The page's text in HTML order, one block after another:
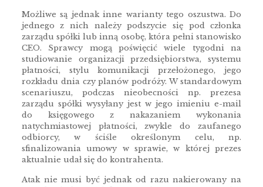
Możliwe są jednak inne warianty tego oszustwa. Do
jednego z nich należy podszycie się pod członka
zarządu spółki lub inną osobę, która pełni stanowisko
CEO. Sprawcy mogą poświęcić wiele tygodni na
studiowanie organizacji przedsiębiorstwa, systemu
płatności, stylu komunikacji przełożonego, jego
rozkładu dnia czy planów podróży. W standardowym
scenariuszu, podczas nieobecności np. prezesa
zarządu spółki wysyłany jest w jego imieniu e-mail
do księgowego z nakazaniem wykonania
natychmiastowej płatności, zwykle do zaufanego
odbiorcy, w ściśle określonym celu, np.
sfinalizowania umowy w sprawie, w której prezes
aktualnie udał się do kontrahenta.
Atak nie musi być jednak od razu nakierowany na